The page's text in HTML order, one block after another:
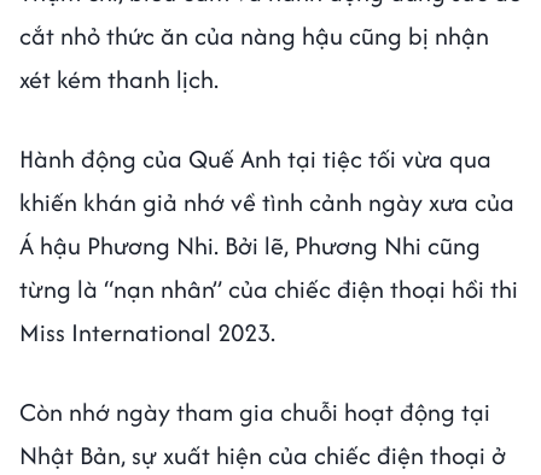
cắt nhỏ thức ăn của nàng hậu cũng bị nhận
xét kém thanh lịch.
Hành động của Quế Anh tại tiệc tối vừa qua
khiến khán giả nhớ về tình cảnh ngày xưa của
Á hậu Phương Nhi. Bởi lẽ, Phương Nhi cũng
từng là “nạn nhân” của chiếc điện thoại hồi thi
Miss International 2023.
Còn nhớ ngày tham gia chuỗi hoạt động tại
Nhật Bản, sự xuất hiện của chiếc điện thoại ở